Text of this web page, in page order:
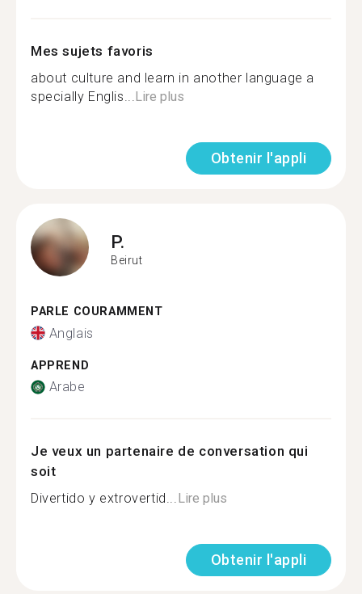
Mes sujets favoris
about culture and learn in another language a
specially Englis...Lire plus
Obtenir l'appli
P.
Beirut
PARLE COURAMMENT
Anglais
APPREND
Arabe
Je veux un partenaire de conversation qui
soit
Divertido y extrovertid...Lire plus
Obtenir l'appli